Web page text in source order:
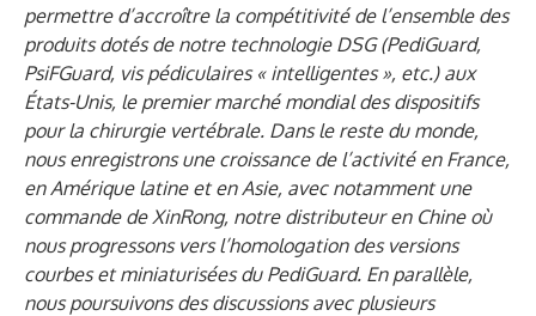
permettre d’accroître la compétitivité de l’ensemble des
produits dotés de notre technologie DSG (PediGuard,
PsiFGuard, vis pédiculaires « intelligentes », etc.) aux
États-Unis, le premier marché mondial des dispositifs
pour la chirurgie vertébrale. Dans le reste du monde,
nous enregistrons une croissance de l’activité en France,
en Amérique latine et en Asie, avec notamment une
commande de XinRong, notre distributeur en Chine où
nous progressons vers l’homologation des versions
courbes et miniaturisées du PediGuard. En parallèle,
nous poursuivons des discussions avec plusieurs